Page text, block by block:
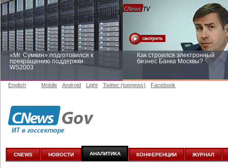
«Mr. Сумкин» подготовился к
прекращению поддержки
WS2003
Как строился электронный
бизнес Банка Москвы?
Заоблачная оптимизация: как
аналитике
English Mobile Android Light Twitter (topnews) Facebook
CNEWS НОВОСТИ АНАЛИТИКА КОНФЕРЕНЦИИ ЖУРНАЛ